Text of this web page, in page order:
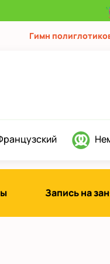
Гимн
Запись на